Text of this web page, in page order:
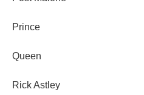
Prince
Queen
Rick Astley